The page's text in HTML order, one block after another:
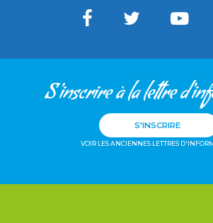
S'inscrire à la lettre
S'INSCRIRE
VOIR LES ANCIENNES LETTRES